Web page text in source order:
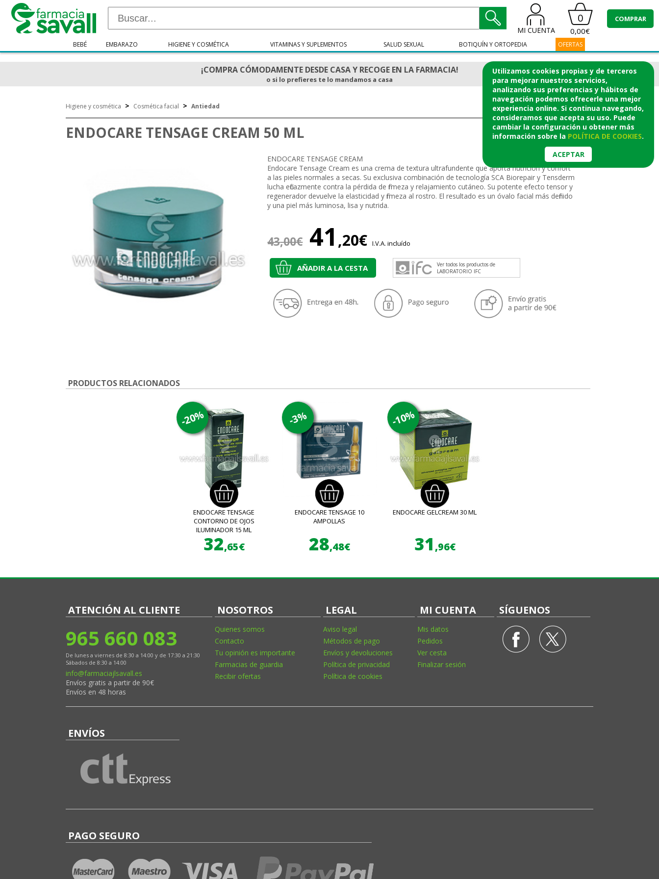
Utilizamos cookies propias y de terceros
para mejorar nuestros servicios,
analizando sus preferencias y hábitos de
navegación podemos ofrecerle una mejor
experiencia online. Si continua navegando,
consideramos que acepta su uso. Puede
cambiar la configuración u obtener más
información sobre la POLÍTICA DE COOKIES.
ACEPTAR
MI CUENTA
0
0,00€
COMPRAR
BEBÉ EMBARAZO HIGIENE Y COSMÉTICA VITAMINAS Y SUPLEMENTOS SALUD SEXUAL BOTIQUÍN Y ORTOPEDIA OFERTAS
¡COMPRA CÓMODAMENTE DESDE CASA Y RECOGE EN LA FARMACIA!
o si lo prefieres te lo mandamos a casa
Higiene y cosmética > Cosmética facial > Antiedad
ENDOCARE TENSAGE CREAM 50 ML
ENDOCARE TENSAGE CREAM
Endocare Tensage Cream es una crema de textura ultrafundente que aporta nutrición y confort
a las pieles normales a secas. Su exclusiva combinación de tecnología SCA Biorepair y Tensderm
lucha eficazmente contra la pérdida de firmeza y relajamiento cutáneo. Su potente efecto tensor y
regenerador devuelve la elasticidad y firmeza al rostro. El resultado es un óvalo facial más definido
y una piel más luminosa, lisa y nutrida.
43,00€ 41 ,20€ I.V.A. incluído
AÑADIR A LA CESTA
Ver todos los productos de
LABORATORIO IFC
PRODUCTOS RELACIONADOS
-20%
ENDOCARE TENSAGE
CONTORNO DE OJOS
ILUMINADOR 15 ML
32,65€
-3%
ENDOCARE TENSAGE 10
AMPOLLAS
28,48€
-10%
ENDOCARE GELCREAM 30 ML
31 ,96€
ATENCIÓN AL CLIENTE
965 660 083
De lunes a viernes de 8:30 a 14:00 y de 17:30 a 21:30
Sábados de 8:30 a 14:00
info@farmaciajlsavall.es
Envíos gratis a partir de 90€
Envíos en 48 horas
NOSOTROS
Quienes somos
Contacto
Tu opinión es importante
Farmacias de guardia
Recibir ofertas
LEGAL
Aviso legal
Métodos de pago
Envíos y devoluciones
Política de privacidad
Política de cookies
MI CUENTA
Mis datos
Pedidos
Ver cesta
Finalizar sesión
SÍGUENOS
ENVÍOS
PAGO SEGURO